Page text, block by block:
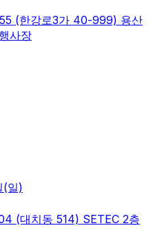
(한강로3가 40-999) 용산
사장
(일)
(대치동 514) SETEC 2층